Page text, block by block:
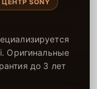
Оригинальные
до 3 лет